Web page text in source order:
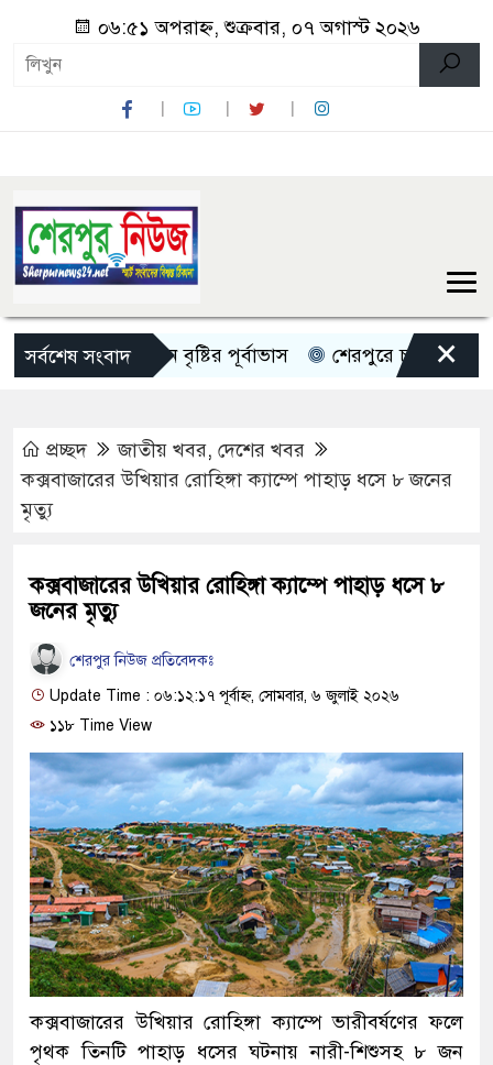
০৬:৫১ অপরাহ্ন, শুক্রবার, ০৭ অগাস্ট ২০২৬
সর্বশেষ সংবাদ
দেশজুড়ে ৫ দিন বৃষ্টির পূর্বাভাস শেরপুরে চায়না দুয়ারী জালে
×
প্রচ্ছদ জাতীয় খবর, দেশের খবর
কক্সবাজারের উখিয়ার রোহিঙ্গা ক্যাম্পে পাহাড় ধসে ৮ জনের
মৃত্যু
কক্সবাজারের উখিয়ার রোহিঙ্গা ক্যাম্পে পাহাড় ধসে ৮
জনের মৃত্যু
শেরপুর নিউজ প্রতিবেদকঃ
Update Time : ০৬:১২:১৭ পূর্বাহ্ন, সোমবার, ৬ জুলাই ২০২৬
১১৮ Time View
কক্সবাজারের উখিয়ার রোহিঙ্গা ক্যাম্পে ভারীবর্ষণের ফলে
পৃথক তিনটি পাহাড় ধসের ঘটনায় নারী-শিশুসহ ৮ জন